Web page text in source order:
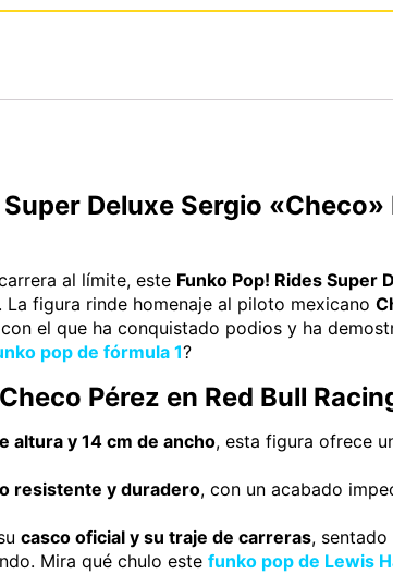
Deluxe Sergio
al límite, este Funko Pop! Rides Super
figura rinde homenaje al piloto mexicano
el que ha conquistado podios y ha
pop de fórmula 1?
Pérez en Red Bull
altura y 14 cm de ancho, esta figura ofrece
resistente y duradero, con un acabado
casco oficial y su traje de carreras, sentado
Mira qué chulo este funko pop de Lewis